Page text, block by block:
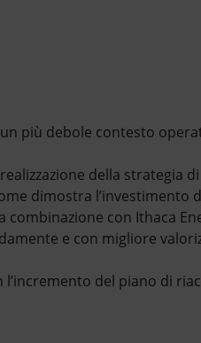
più debole contesto
della strategia
dimostra l’investimento
con Ithaca
e con migliore
del piano di